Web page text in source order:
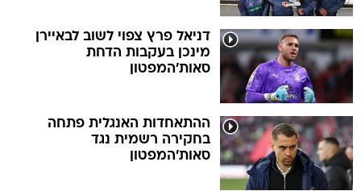
דניאל פרץ צפוי לשוב לבאיירן
מינכן בעקבות הדחת
סאות'המפטון
ההתאחדות האנגלית פתחה
בחקירה רשמית נגד
סאות'המפטון